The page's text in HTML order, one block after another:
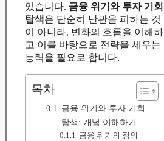
있습니다. 금융 위기와 투자 기회
탐색은 단순히 난관을 피하는 것
이 아니라, 변화의 흐름을 이해하
고 이를 바탕으로 전략을 세우는
능력을 필요로 합니다.
목차
금융 위기와 투자 기회
탐색: 개념 이해하기
금융 위기의 정의